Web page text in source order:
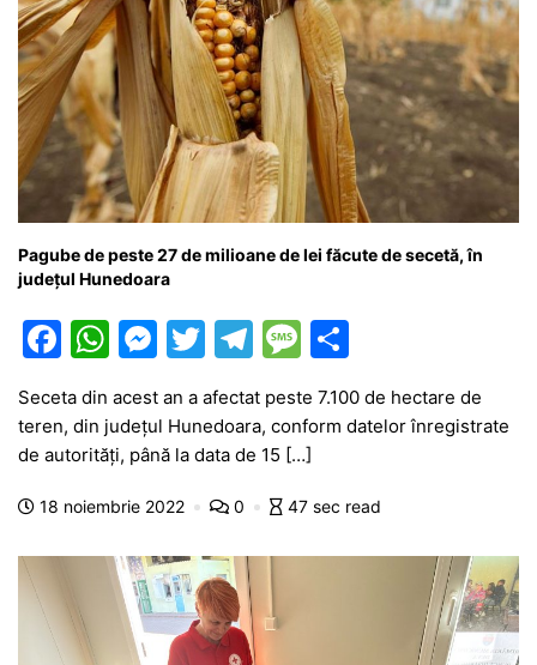
Pagube de peste 27 de milioane de lei făcute de secetă, în
județul Hunedoara
F
c
e
b
o
o
k
W
at
s
A
p
p
M
s
s
e
g
er
T
w
itt
er
T
e
gr
a
m
M
s
s
a
g
e
ta
a
z
ă
Seceta din acest an a afectat peste 7.100 de hectare de
teren, din județul Hunedoara, conform datelor înregistrate
de autorități, până la data de 15 […]
18 noiembrie 2022 0 47 sec read